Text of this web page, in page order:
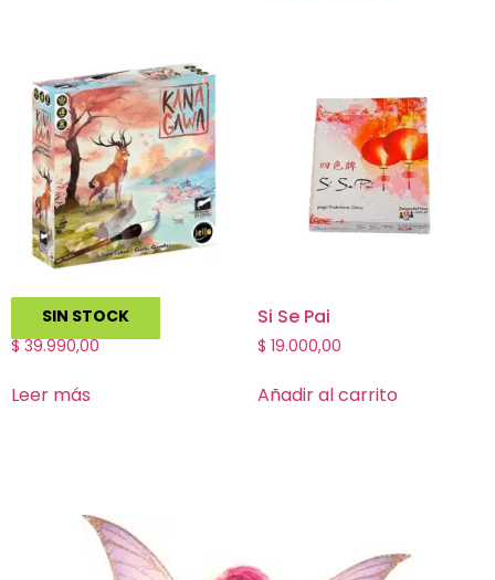
SIN STOCK
Kanagawa
$39.990,00
Leer más
Si Se Pai
$ 19.000,00
Añadir al carrito